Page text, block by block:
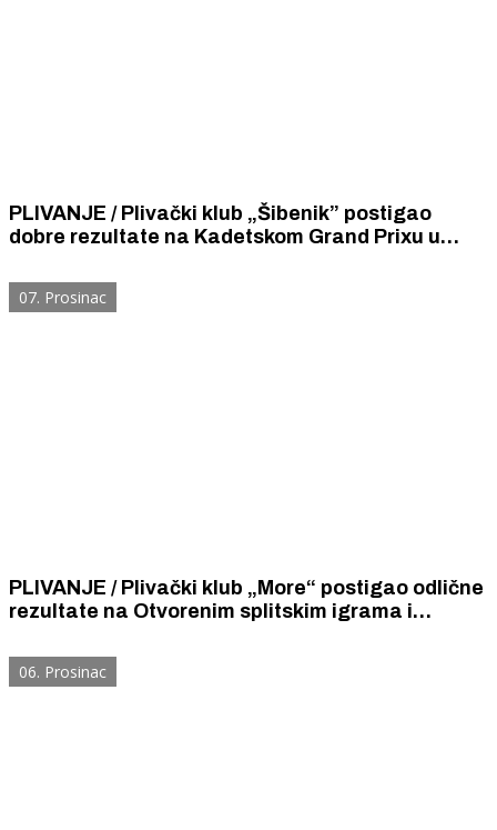
PLIVANJE / Plivački klub „Šibenik” postigao
dobre rezultate na Kadetskom Grand Prixu u
Silov.
07. Prosinac
PLIVANJE / Plivački klub „More“ postigao odlične
rezultate na Otvorenim splitskim igrama i
06. Prosinac